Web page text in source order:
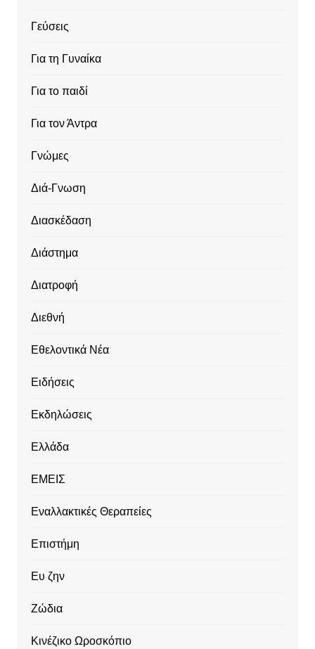
Γεύσεις
Για τη Γυναίκα
Για το παιδί
Για τον Άντρα
Γνώμες
Διά-Γνωση
Διασκέδαση
Διάστημα
Διατροφή
Διεθνή
Εθελοντικά Νέα
Ειδήσεις
Εκδηλώσεις
Ελλάδα
ΕΜΕΙΣ
Εναλλακτικές Θεραπείες
Επιστήμη
Ευ ζην
Ζώδια
Κινέζικο Ωροσκόπιο